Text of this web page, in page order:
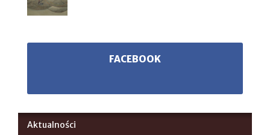
FACEBOOK
Aktualności